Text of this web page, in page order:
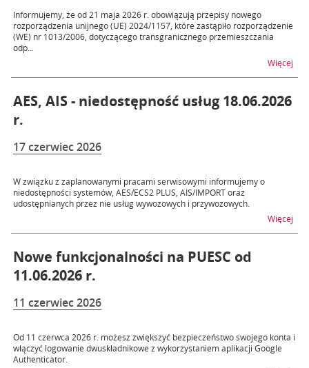
Informujemy, że od 21 maja 2026 r. obowiązują przepisy nowego
rozporządzenia unijnego (UE) 2024/1157, które zastąpiło rozporządzenie
(WE) nr 1013/2006, dotyczącego transgranicznego przemieszczania
odp...
Więcej
AES, AIS - niedostępność usług 18.06.2026
r.
17 czerwiec 2026
W związku z zaplanowanymi pracami serwisowymi informujemy o
niedostępności systemów, AES/ECS2 PLUS, AIS/IMPORT oraz
udostępnianych przez nie usług wywozowych i przywozowych.
Więcej
Nowe funkcjonalności na PUESC od
11.06.2026 r.
11 czerwiec 2026
Od 11 czerwca 2026 r. możesz zwiększyć bezpieczeństwo swojego konta i
włączyć logowanie dwuskładnikowe z wykorzystaniem aplikacji Google
Authenticator.